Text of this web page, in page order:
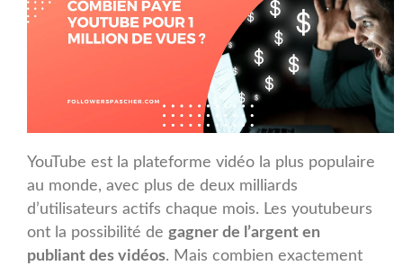
YouTube est la plateforme vidéo la plus populaire
au monde, avec plus de deux milliards
d’utilisateurs actifs chaque mois. Les youtubeurs
ont la possibilité de gagner de l’argent en
publiant des vidéos. Mais combien exactement